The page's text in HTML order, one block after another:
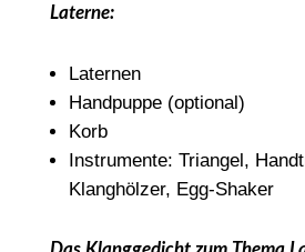
Laterne:
Laternen
Handpuppe (optional)
Korb
Instrumente: Triangel,
Klanghölzer, Egg-Shaker